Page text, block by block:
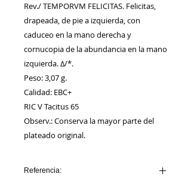
Rev./ TEMPORVM FELICITAS. Felicitas,
drapeada, de pie a izquierda, con
caduceo en la mano derecha y
cornucopia de la abundancia en la mano
izquierda. Δ/*.
Peso: 3,07 g.
Calidad: EBC+
RIC V Tacitus 65
Observ.: Conserva la mayor parte del
plateado original.
Referencia: